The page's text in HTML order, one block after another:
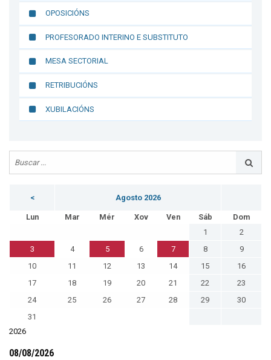
OPOSICIÓNS
PROFESORADO INTERINO E SUBSTITUTO
MESA SECTORIAL
RETRIBUCIÓNS
XUBILACIÓNS
< Agosto 2026
Lun Mar Mér Xov Ven Sáb
Dom
1
2
3
4 5 6 7 8
9
10
11 12 13 14 15
16
17
18 19 20 21 22
23
24
25 26 27 28 29
30
31
2026
08/08/2026